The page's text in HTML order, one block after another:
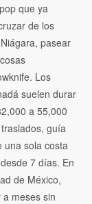
que ya
de los
pasear
Los
suelen durar
a 55,000
guía
una sola costa
7 días. En
de México,
meses sin